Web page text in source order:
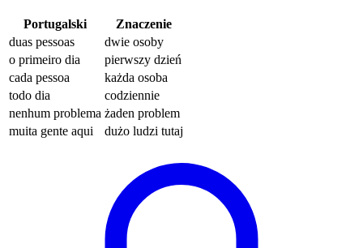
Portugalski
Znaczenie
duas pessoas
dwie osoby
o primeiro dia
pierwszy dzień
cada pessoa
każda osoba
todo dia
codziennie
nenhum problema żaden problem
muita gente aqui
dużo ludzi tutaj